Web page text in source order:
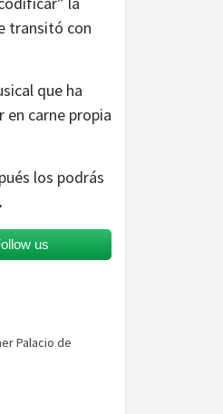
transitó con
que ha
carne propia
los podrás
.
us
Palacio de